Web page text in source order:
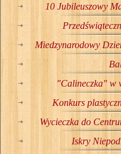
10 Jubileuszowy
Miedzynarodowy
"Calineczka" w
Konkurs
Wycieczka do
Iskry